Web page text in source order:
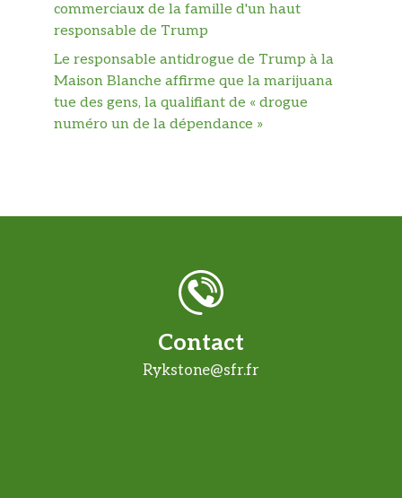
commerciaux de la famille d'un haut
responsable de Trump
Le responsable antidrogue de Trump à la
Maison Blanche affirme que la marijuana
tue des gens, la qualifiant de « drogue
numéro un de la dépendance »
Contact
Rykstone@sfr.fr